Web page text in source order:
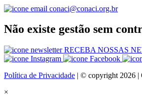
conaci@conaci.org.br
Não existe gestão sem
RECEBA NOSSAS
Política de Privacidade | © copyright 2026 |
×